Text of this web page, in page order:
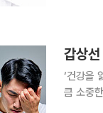
갑상
‘건강을
큼 소중